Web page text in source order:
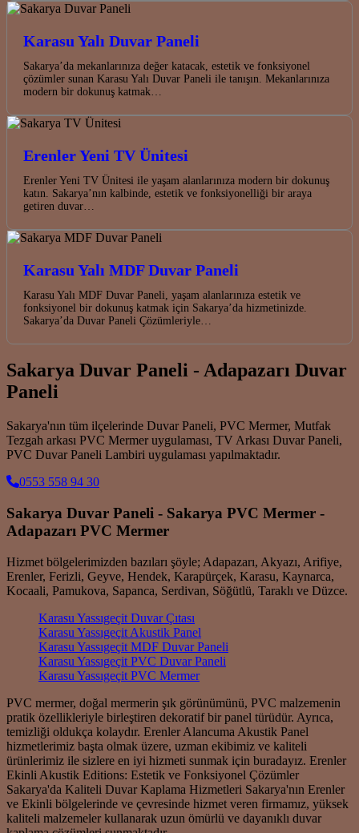
Karasu Yalı Duvar Paneli
Sakarya’da mekanlarınıza değer katacak, estetik ve fonksiyonel
çözümler sunan Karasu Yalı Duvar Paneli ile tanışın. Mekanlarınıza
modern bir dokunuş katmak…
Erenler Yeni TV Ünitesi
Erenler Yeni TV Ünitesi ile yaşam alanlarınıza modern bir dokunuş
katın. Sakarya’nın kalbinde, estetik ve fonksiyonelliği bir araya
getiren duvar…
Karasu Yalı MDF Duvar Paneli
Karasu Yalı MDF Duvar Paneli, yaşam alanlarınıza estetik ve
fonksiyonel bir dokunuş katmak için Sakarya’da hizmetinizde.
Sakarya’da Duvar Paneli Çözümleriyle…
Sakarya Duvar Paneli - Adapazarı Duvar
Paneli
Sakarya'nın tüm ilçelerinde Duvar Paneli, PVC Mermer, Mutfak
Tezgah arkası PVC Mermer uygulaması, TV Arkası Duvar Paneli,
PVC Duvar Paneli Lambiri uygulaması yapılmaktadır.
0553 558 94 30
Sakarya Duvar Paneli - Sakarya PVC Mermer -
Adapazarı PVC Mermer
Hizmet bölgelerimizden bazıları şöyle; Adapazarı, Akyazı, Arifiye,
Erenler, Ferizli, Geyve, Hendek, Karapürçek, Karasu, Kaynarca,
Kocaali, Pamukova, Sapanca, Serdivan, Söğütlü, Taraklı ve Düzce.
Karasu Yassıgeçit Duvar Çıtası
Karasu Yassıgeçit Akustik Panel
Karasu Yassıgeçit MDF Duvar Paneli
Karasu Yassıgeçit PVC Duvar Paneli
Karasu Yassıgeçit PVC Mermer
PVC mermer, doğal mermerin şık görünümünü, PVC malzemenin
pratik özellikleriyle birleştiren dekoratif bir panel türüdür. Ayrıca,
temizliği oldukça kolaydır. Erenler Alancuma Akustik Panel
hizmetlerimiz başta olmak üzere, uzman ekibimiz ve kaliteli
ürünlerimiz ile sizlere en iyi hizmeti sunmak için buradayız. Erenler
Ekinli Akustik Editions: Estetik ve Fonksiyonel Çözümler
Sakarya'da Kaliteli Duvar Kaplama Hizmetleri Sakarya'nın Erenler
ve Ekinli bölgelerinde ve çevresinde hizmet veren firmamız, yüksek
kaliteli malzemeler kullanarak uzun ömürlü ve dayanıklı duvar